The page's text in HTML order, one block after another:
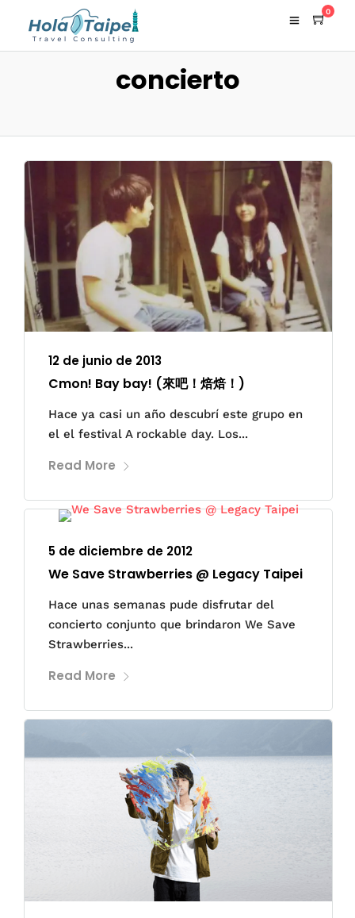
0
concierto
12 de junio de 2013
Cmon! Bay bay! (來吧！焙焙！)
Hace ya casi un año descubrí este grupo en
el el festival A rockable day. Los...
Read More
5 de diciembre de 2012
We Save Strawberries @ Legacy Taipei
Hace unas semanas pude disfrutar del
concierto conjunto que brindaron We Save
Strawberries...
Read More